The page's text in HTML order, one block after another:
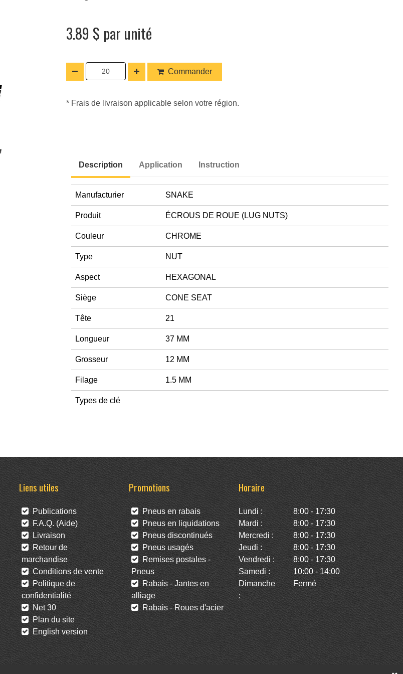
3.89 $ par unité
Commander
* Frais de livraison applicable selon votre région.
Description Application Instruction
Manufacturier SNAKE
Produit ÉCROUS DE ROUE (LUG NUTS)
Couleur CHROME
Type NUT
Aspect HEXAGONAL
Siège CONE SEAT
Tête 21
Longueur 37 MM
Grosseur 12 MM
Filage 1.5 MM
Types de clé
Liens utiles
Publications
F.A.Q. (Aide)
Livraison
Retour de
marchandise
Conditions de vente
Politique de
confidentialité
Net 30
Plan du site
English version
Promotions
Pneus en rabais
Pneus en liquidations
Pneus discontinués
Pneus usagés
Remises postales -
Pneus
Rabais - Jantes en
alliage
Rabais - Roues d'acier
Horaire
Lundi :
8:00 - 17:30
Mardi :
8:00 - 17:30
Mercredi :
8:00 - 17:30
Jeudi :
8:00 - 17:30
Vendredi :
8:00 - 17:30
Samedi :
10:00 - 14:00
Dimanche
:
Fermé